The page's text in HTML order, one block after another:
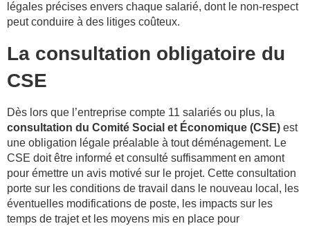
légales précises envers chaque salarié, dont le non-respect
peut conduire à des litiges coûteux.
La consultation obligatoire du
CSE
Dès lors que l’entreprise compte 11 salariés ou plus, la
consultation du Comité Social et Économique (CSE) est
une obligation légale préalable à tout déménagement. Le
CSE doit être informé et consulté suffisamment en amont
pour émettre un avis motivé sur le projet. Cette consultation
porte sur les conditions de travail dans le nouveau local, les
éventuelles modifications de poste, les impacts sur les
temps de trajet et les moyens mis en place pour